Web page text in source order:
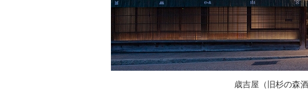
歳吉屋（旧杉の森